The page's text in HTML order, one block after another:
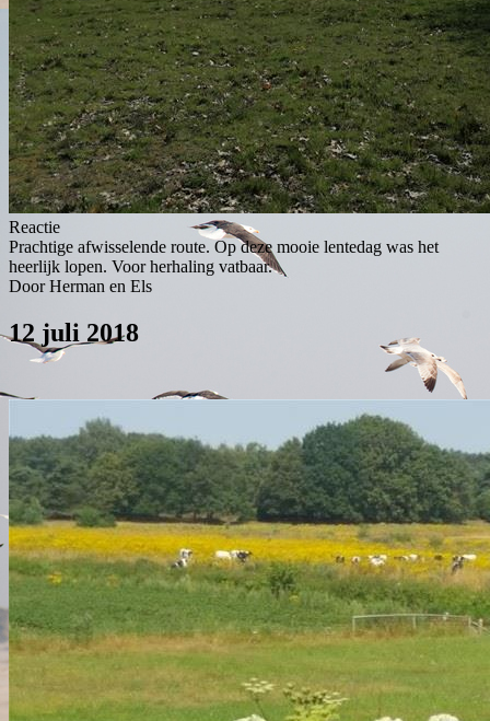
Reactie
Prachtige afwisselende route. Op deze mooie lentedag was het
heerlijk lopen. Voor herhaling vatbaar.
Door Herman en Els
12 juli 2018